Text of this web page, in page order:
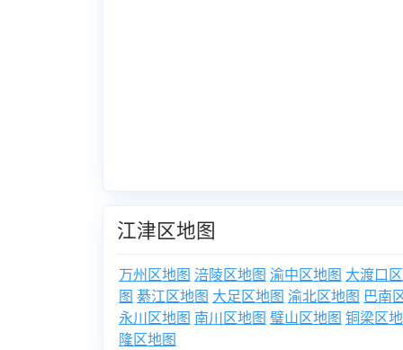
江津区地图
万州区地图 涪陵区地图 渝中区地图 大渡口
图 綦江区地图 大足区地图 渝北区地图 巴南
永川区地图 南川区地图 璧山区地图 铜梁区
隆区地图